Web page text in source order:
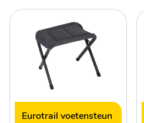
Eurotrail voetensteun